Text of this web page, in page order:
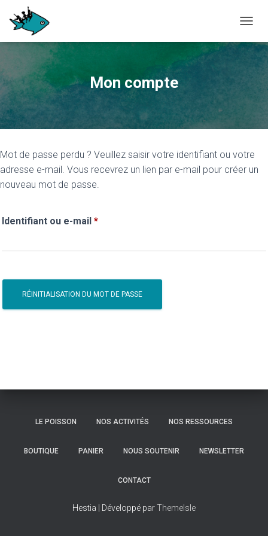
Mon compte
Mot de passe perdu ? Veuillez saisir votre identifiant ou votre
adresse e-mail. Vous recevrez un lien par e-mail pour créer un
nouveau mot de passe.
Identifiant ou e-mail *Obligatoire
RÉINITIALISATION DU MOT DE PASSE
LE POISSON NOS ACTIVITÉS NOS RESSOURCES
BOUTIQUE PANIER NOUS SOUTENIR NEWSLETTER
CONTACT
Hestia | Développé parThemeIsle